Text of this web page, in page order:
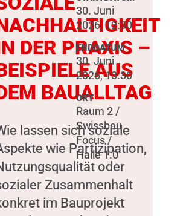
DER PRAXIS –
AUS
BAUALLTAG
lassen sich soziale
wie Partizipation,
oder
Zusammenhalt
im Bauprojekt
30. Juni
2026, 12:30
ENDDATUM
30. Juni
2026, 13:30
ORT
Raum 2 /
Swissbau
Focus /
Halle 1.0